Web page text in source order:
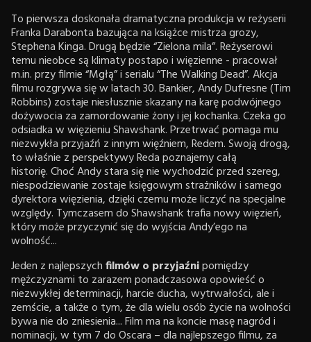
To pierwsza doskonała dramatyczna produkcja w reżyserii
Franka Darabonta bazująca na książce mistrza grozy,
Stephena Kinga. Drugą będzie “Zielona mila”. Reżyserowi
temu nieobce są klimaty postapo i więzienne - pracował
m.in. przy filmie “Mgłą” i serialu “The Walking Dead”. Akcja
filmu rozgrywa się w latach 30. Bankier, Andy Dufresne (Tim
Robbins) zostaje niesłusznie skazany na karę podwójnego
dożywocia za zamordowanie żony i jej kochanka. Czeka go
odsiadka w więzieniu Shawshank. Przetrwać pomaga mu
niezwykła przyjaźń z innym więźniem, Redem. Swoją drogą,
to właśnie z perspektywy Reda poznajemy całą
historię. Choć Andy stara się nie wychodzić przed szereg,
niespodziewanie zostaje księgowym strażników i samego
dyrektora więzienia, dzięki czemu może liczyć na specjalne
względy. Tymczasem do Shawshank trafia nowy więzień,
który może przyczynić się do wyjścia Andy’ego na
wolność...
Jeden z najlepszychfilmów o przyjaźnipomiędzy
mężczyznami to zarazem ponadczasowa opowieść o
niezwykłej determinacji, harcie ducha, wytrwałości, ale i
zemście, a także o tym, że dla wielu osób życie na wolności
bywa nie do zniesienia... Film ma na koncie masę nagród i
nominacji, w tym 7 do Oscara – dla najlepszego filmu, za